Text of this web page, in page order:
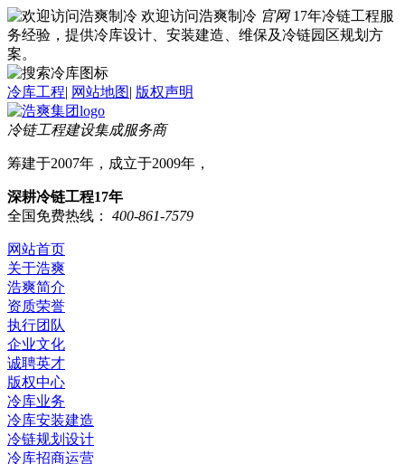
欢迎访问浩爽制冷 官网 17年冷链工程服
务经验，提供冷库设计、安装建造、维保及冷链园区规划方
案。
冷库工程| 网站地图| 版权声明
冷链工程建设集成服务商
筹建于2007年，成立于2009年，
深耕冷链工程17年
全国免费热线：
400-861-7579
网站首页
关于浩爽
浩爽简介
资质荣誉
执行团队
企业文化
诚聘英才
版权中心
冷库业务
冷库安装建造
冷链规划设计
冷库招商运营